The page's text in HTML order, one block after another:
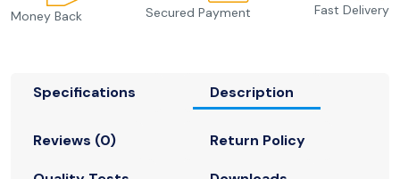
Fast Delivery
Secured Payment
Money Back
Description
Specifications
Return Policy
Reviews (0)